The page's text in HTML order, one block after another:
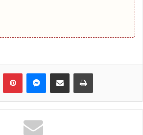
PinterestMessenger
Share via Email Print